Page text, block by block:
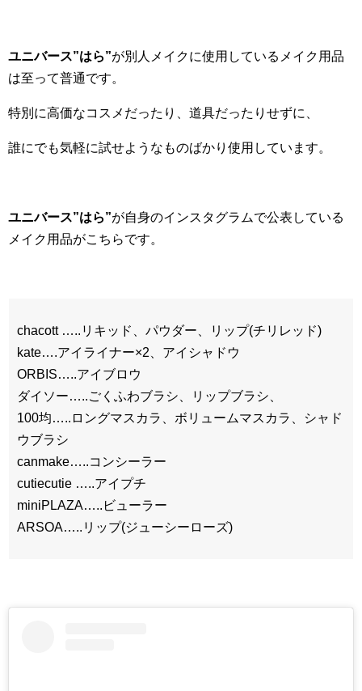
ユニバース”はら”が別人メイクに使用しているメイク用品
は至って普通です。
特別に高価なコスメだったり、道具だったりせずに、
誰にでも気軽に試せようなものばかり使用しています。
ユニバース”はら”が自身のインスタグラムで公表している
メイク用品がこちらです。
chacott …..リキッド、パウダー、リップ(チリレッド)
kate….アイライナー×2、アイシャドウ
ORBIS…..アイブロウ
ダイソー…..ごくふわブラシ、リップブラシ、
100均…..ロングマスカラ、ボリュームマスカラ、シャド
ウブラシ
canmake…..コンシーラー
cutiecutie …..アイプチ
miniPLAZA…..ビューラー
ARSOA…..リップ(ジューシーローズ)